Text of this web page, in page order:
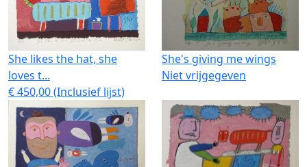
She likes the hat, she
loves t...
€ 450,00 (Inclusief lijst)
She's giving me wings
Niet vrijgegeven